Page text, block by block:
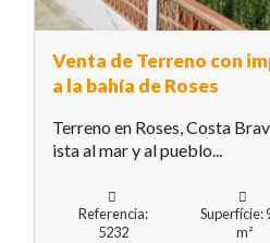
Venta de Terreno con
a la bahía de Roses
Terreno en Roses, Costa
ista al mar y al pueblo...
Referencia:
5232
Superfície:
m²